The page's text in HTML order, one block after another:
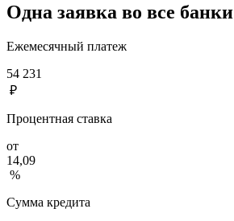
Одна заявка во все банки
Ежемесячный платеж
54 231
₽
Процентная ставка
от
14,09
%
Сумма кредита